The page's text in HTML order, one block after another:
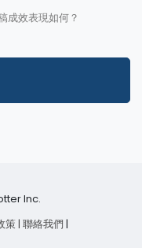
成效表現如何？
Inc.
策| 聯絡我們 |